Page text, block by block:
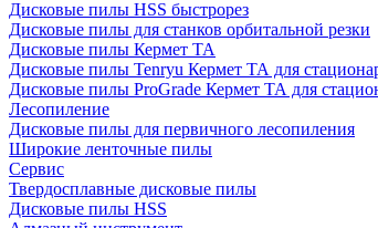
Дисковые пилы HSS быстрорез
Дисковые пилы для станков орбитальной резки
Дисковые пилы Кермет ТА
Дисковые пилы Tenryu Кермет ТА для
Дисковые пилы ProGrade Кермет ТА для
Лесопиление
Дисковые пилы для первичного лесопиления
Широкие ленточные пилы
Сервис
Твердосплавные дисковые пилы
Дисковые пилы HSS